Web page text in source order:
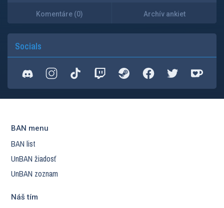
Komentáre (0) Archív ankiet
Socials
BAN menu
BAN list
UnBAN žiadosť
UnBAN zoznam
Náš tím